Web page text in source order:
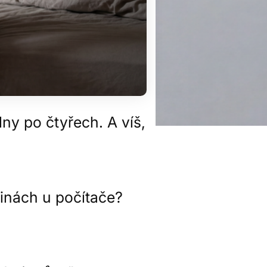
po čtyřech. A víš,
u počítače?